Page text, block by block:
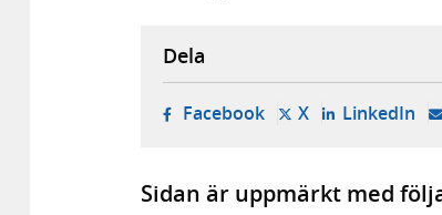
Dela
Facebook- öppnas i ny flik,
X- öppnas i ny
LinkedIn-
Sidan är uppmärkt med